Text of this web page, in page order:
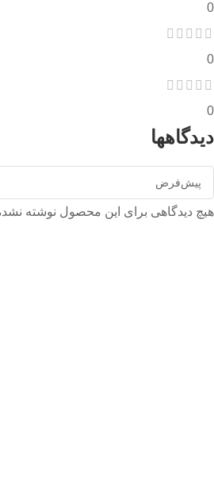
0
0
0
دیدگاهها
هیچ دیدگاهی برای این محصول نوشته